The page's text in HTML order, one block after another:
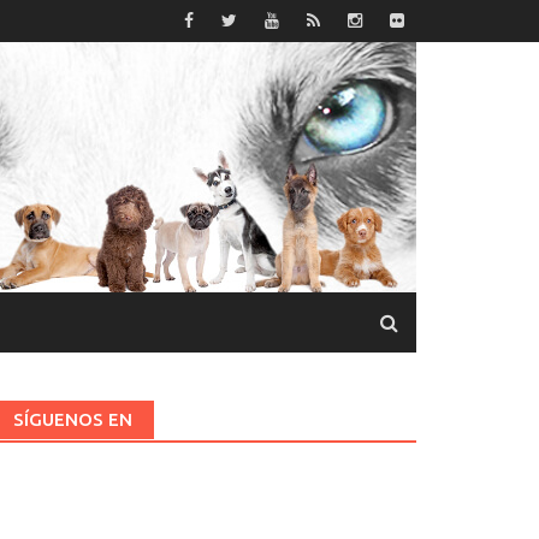
SÍGUENOS EN